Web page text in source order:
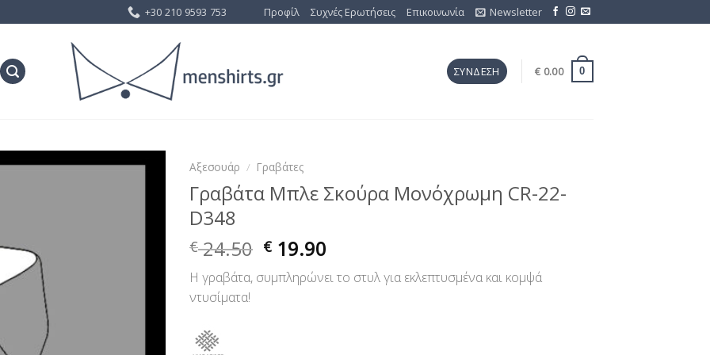
+30 210 9593 753 Προφίλ Συχνές Ερωτήσεις Επικοινωνία Newsletter
ΣΎΝΔΕΣΗ € 0.00 0
Αξεσουάρ / Γραβάτες
Γραβάτα Μπλε Σκούρα Μονόχρωμη CR-22-
D348
€24.50 € 19.90
Η γραβάτα, συμπληρώνει το στυλ για εκλεπτυσμένα και κομψά
ντυσίματα!